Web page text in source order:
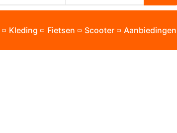
Kleding Fietsen Scooter Aanbiedingen